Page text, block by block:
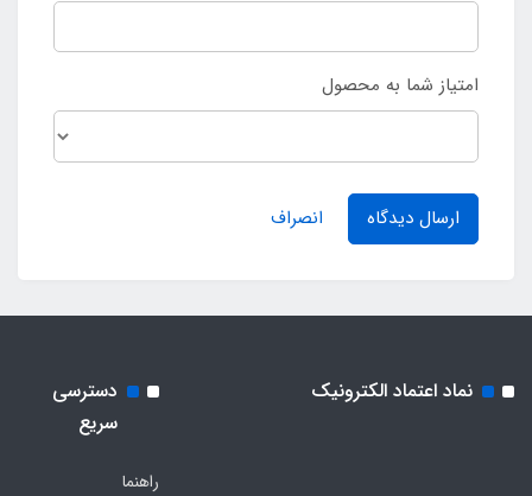
امتیاز شما به محصول
ارسال دیدگاه انصراف
نماد اعتماد الکترونیک
دسترسی
سریع
راهنما